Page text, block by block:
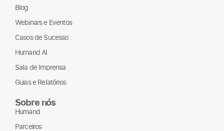
Blog
Webinars e Eventos
Casos de Sucesso
Humand AI
Sala de Imprensa
Guias e Relatórios
Sobre nós
Humand
Parceiros